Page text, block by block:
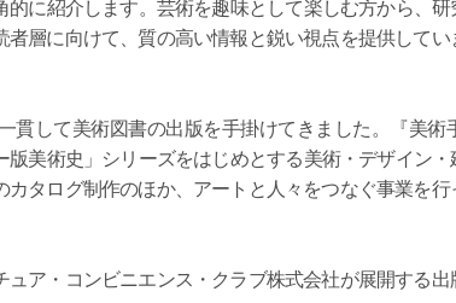
的に紹介します。芸術を趣味として楽しむ方から、
層に向けて、質の高い情報と鋭い視点を提供してい
貫して美術図書の出版を手掛けてきました。『美術
版美術史」シリーズをはじめとする美術・デザイン
タログ制作のほか、アートと人々をつなぐ事業を行
ア・コンビニエンス・クラブ株式会社が展開する出